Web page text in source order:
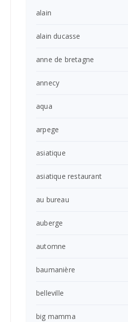
alain
alain ducasse
anne de bretagne
annecy
aqua
arpege
asiatique
asiatique restaurant
au bureau
auberge
automne
baumanière
belleville
big mamma